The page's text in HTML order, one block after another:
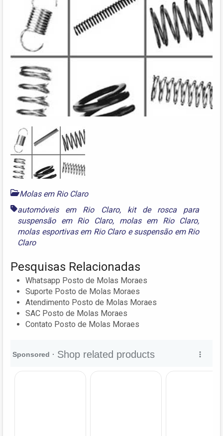
Molas em Rio Claro
automóveis em Rio Claro, kit de rosca para
suspensão em Rio Claro, molas em Rio Claro,
molas esportivas em Rio Claroesuspensão em Rio
Claro
Pesquisas Relacionadas
Whatsapp Posto de Molas Moraes
Suporte Posto de Molas Moraes
Atendimento Posto de Molas Moraes
SAC Posto de Molas Moraes
Contato Posto de Molas Moraes